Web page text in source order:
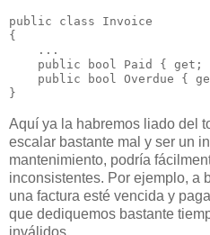
public class Invoice
{
    ...
public bool Paid { get;
public bool Overdue {
Aquí ya la habremos liado del
escalar bastante mal y ser un
mantenimiento, podría
inconsistentes. Por ejemplo, a
una factura esté vencida y
que dediquemos bastante
inválidos.